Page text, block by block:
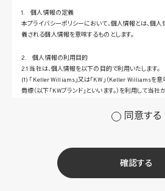
1. 個人情報の定義
本プライバシーポリシーにおいて、個人情報とは、個
義される個人情報を意味するものとします。
2. 個人情報の利用目的
2.1 当社は、個人情報を以下の目的で利用いたします。
(1) 「Keller Williams」又は「KW」（Keller Williamsを意
商標（以下「KWブランド」といいます。）を利用して
せ等への対応のため
(3) 当社の商品、サービス等のご案内のため
(4) 当社サービスに関する当社の規約、ポリシー等（以下
る行為に対する対応のため
同意する
確認する